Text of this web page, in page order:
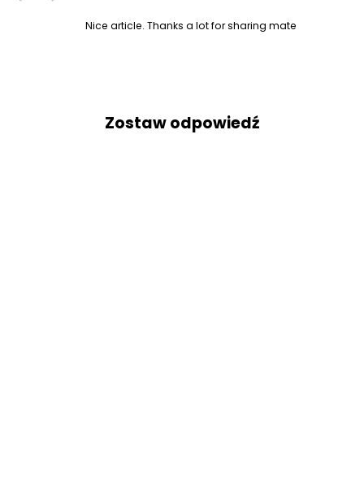
Nice article. Thanks a lot for sharing mate
Zostaw odpowiedź